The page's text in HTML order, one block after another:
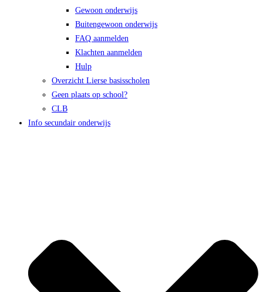
Gewoon onderwijs
Buitengewoon onderwijs
FAQ aanmelden
Klachten aanmelden
Hulp
Overzicht Lierse basisscholen
Geen plaats op school?
CLB
Info secundair onderwijs